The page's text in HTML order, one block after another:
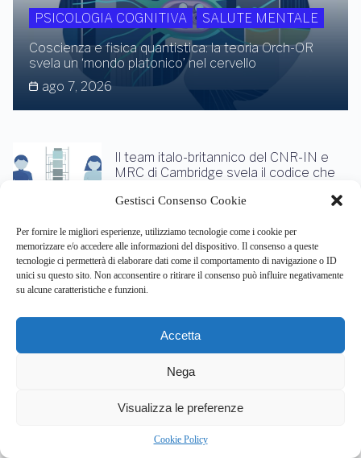
Gestisci Consenso Cookie
Per fornire le migliori esperienze, utilizziamo tecnologie come i cookie per
memorizzare e/o accedere alle informazioni del dispositivo. Il consenso a queste
tecnologie ci permetterà di elaborare dati come il comportamento di navigazione o ID
unici su questo sito. Non acconsentire o ritirare il consenso può influire negativamente
su alcune caratteristiche e funzioni.
Accetta
Nega
Visualizza le preferenze
Cookie Policy
PSICOLOGIA COGNITIVA
SALUTE MENTALE
Coscienza e fisica quantistica: la teoria Orch-OR
svela un ‘mondo platonico’ nel cervello
ago 7, 2026
Il team italo-britannico del CNR-IN e
MRC di Cambridge svela il codice che
Giornata nazionale vittime errori
Come l’acufene cronico rimodella il
cervello e la tua salute mentale?